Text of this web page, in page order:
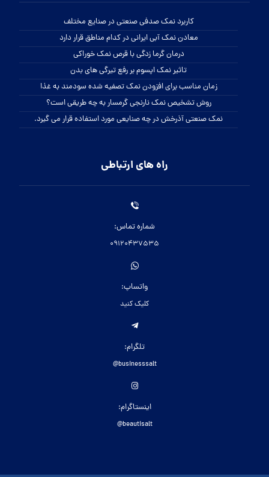
کاربرد نمک صدفی صنعتی در صنایع مختلف
معادن نمک آبی ایرانی در کدام مناطق قرار دارد
درمان گرما زدگی با قرص نمک خوراکی
تاثیر نمک اپسوم بر رفع تیرگی های بدن
زمان مناسب برای افزودن نمک تصفیه شده سودمند به غذا
روش تشخیص نمک نارنجی گرمسار به چه طریقی است؟
نمک صنعتی آذرخش در چه صنایعی مورد استفاده قرار می گیرد.
راه های ارتباطی
شماره تماس:
09120437535
واتساپ:
کلیک کنید
تلگرام:
businesssalt@
اینستاگرام:
beautisalt@